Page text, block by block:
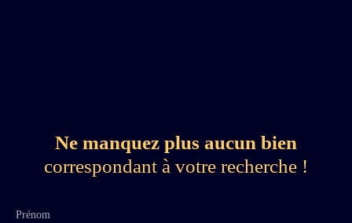
Ne manquez plus aucun bien
correspondant à votre recherche !
Prénom